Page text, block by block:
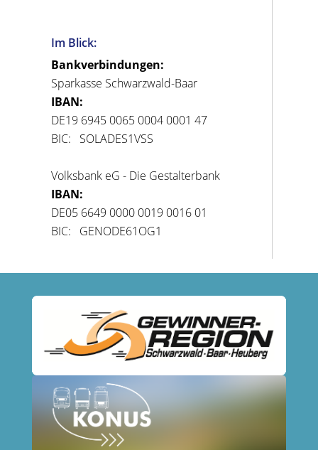
Im Blick:
Bankverbindungen:
Sparkasse Schwarzwald-Baar
IBAN:
DE19 6945 0065 0004 0001 47
BIC: SOLADES1VSS
Volksbank eG - Die Gestalterbank
IBAN:
DE05 6649 0000 0019 0016 01
BIC: GENODE61OG1